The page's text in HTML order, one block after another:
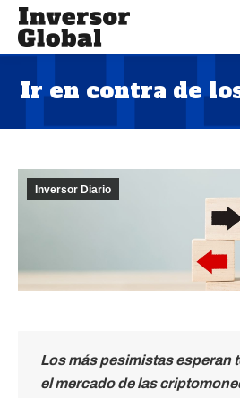
Ir en contra de
Inversor Diario
Los más pesimistas esperan
el mercado de las